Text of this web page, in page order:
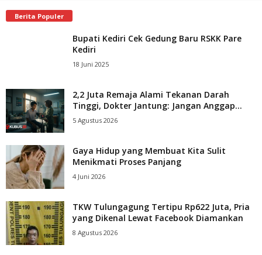
Berita Populer
Bupati Kediri Cek Gedung Baru RSKK Pare
Kediri
18 Juni 2025
2,2 Juta Remaja Alami Tekanan Darah
Tinggi, Dokter Jantung: Jangan Anggap...
5 Agustus 2026
Gaya Hidup yang Membuat Kita Sulit
Menikmati Proses Panjang
4 Juni 2026
TKW Tulungagung Tertipu Rp622 Juta, Pria
yang Dikenal Lewat Facebook Diamankan
8 Agustus 2026